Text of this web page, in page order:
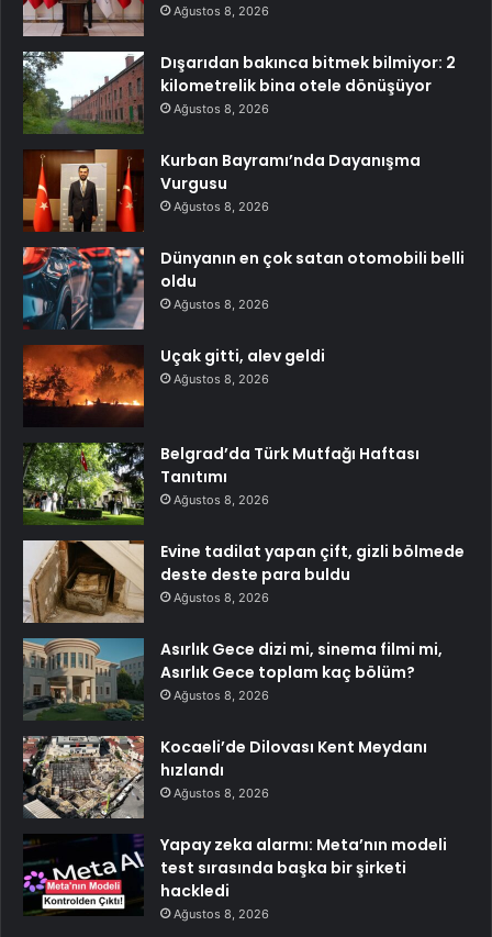
Ağustos 8, 2026
Dışarıdan bakınca bitmek bilmiyor: 2
kilometrelik bina otele dönüşüyor
Ağustos 8, 2026
Kurban Bayramı’nda Dayanışma
Vurgusu
Ağustos 8, 2026
Dünyanın en çok satan otomobili belli
oldu
Ağustos 8, 2026
Uçak gitti, alev geldi
Ağustos 8, 2026
Belgrad’da Türk Mutfağı Haftası
Tanıtımı
Ağustos 8, 2026
Evine tadilat yapan çift, gizli bölmede
deste deste para buldu
Ağustos 8, 2026
Asırlık Gece dizi mi, sinema filmi mi,
Asırlık Gece toplam kaç bölüm?
Ağustos 8, 2026
Kocaeli’de Dilovası Kent Meydanı
hızlandı
Ağustos 8, 2026
Yapay zeka alarmı: Meta’nın modeli
test sırasında başka bir şirketi
hackledi
Ağustos 8, 2026